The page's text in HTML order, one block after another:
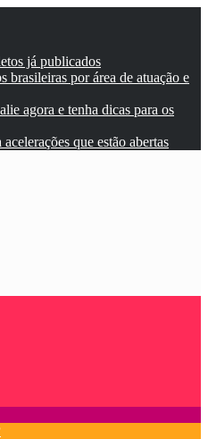
já publicados
brasileiras por área de atuação e
agora e tenha dicas para os
que estão abertas